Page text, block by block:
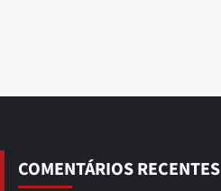
COMENTÁRIOS RECENTES